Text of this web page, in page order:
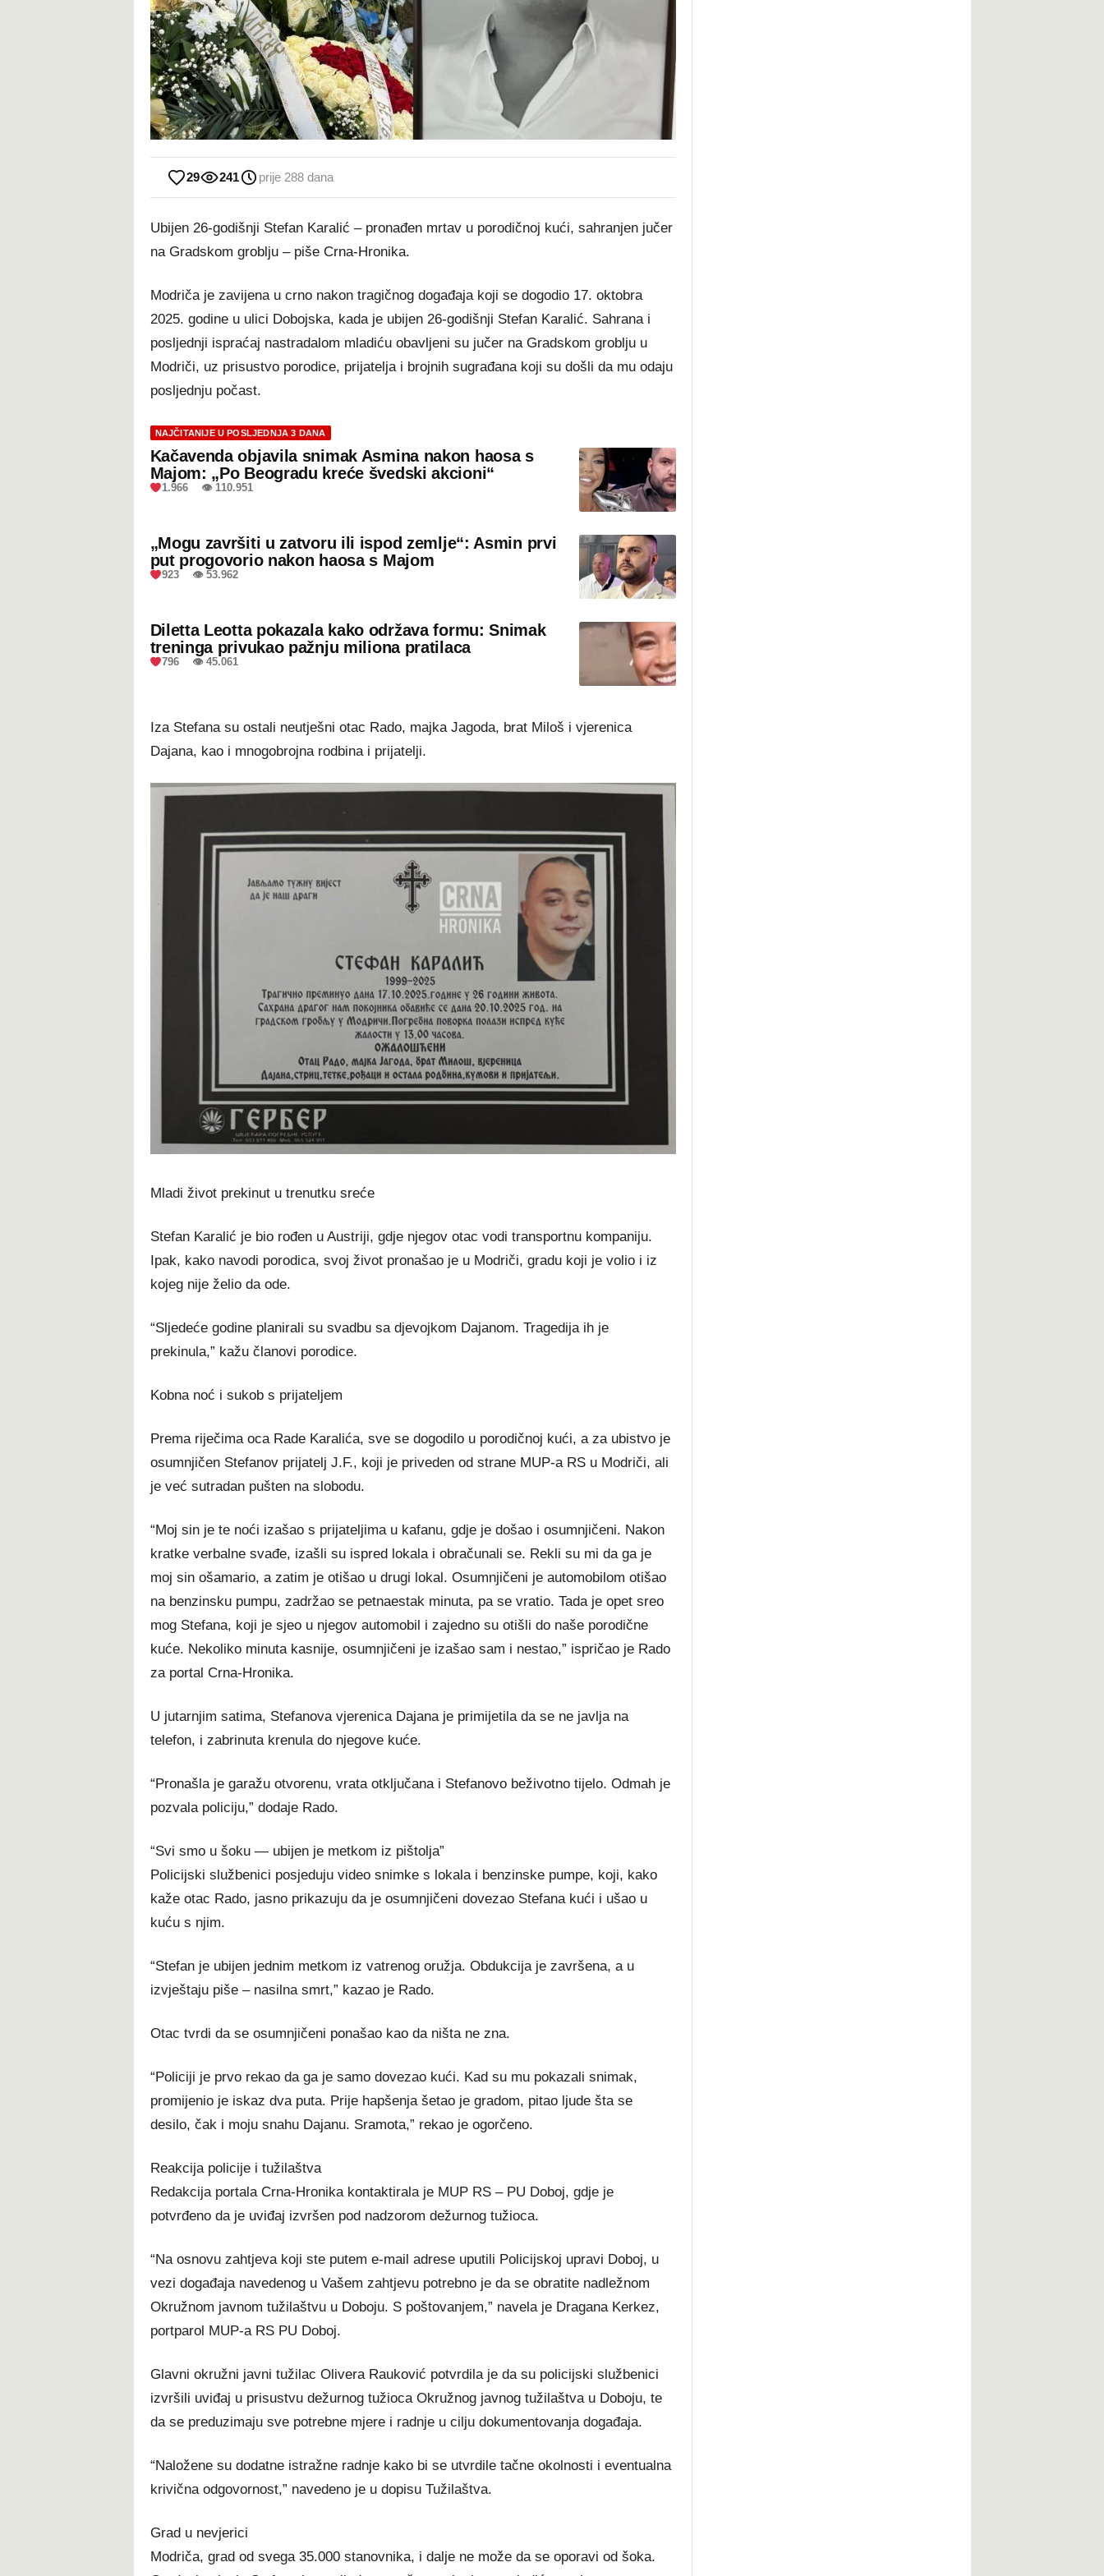
29 241 prije 288 dana
Ubijen 26-godišnji Stefan Karalić – pronađen mrtav u porodičnoj kući, sahranjen jučer
na Gradskom groblju – piše Crna-Hronika.
Modriča je zavijena u crno nakon tragičnog događaja koji se dogodio 17. oktobra
2025. godine u ulici Dobojska, kada je ubijen 26-godišnji Stefan Karalić. Sahrana i
posljednji ispraćaj nastradalom mladiću obavljeni su jučer na Gradskom groblju u
Modriči, uz prisustvo porodice, prijatelja i brojnih sugrađana koji su došli da mu odaju
posljednju počast.
NAJČITANIJE U POSLJEDNJA 3 DANA
Kačavenda objavila snimak Asmina nakon haosa s
Majom: „Po Beogradu kreće švedski akcioni“
1.966 👁 110.951
„Mogu završiti u zatvoru ili ispod zemlje“: Asmin prvi
put progovorio nakon haosa s Majom
923 👁 53.962
Diletta Leotta pokazala kako održava formu: Snimak
treninga privukao pažnju miliona pratilaca
796 👁 45.061
Iza Stefana su ostali neutješni otac Rado, majka Jagoda, brat Miloš i vjerenica
Dajana, kao i mnogobrojna rodbina i prijatelji.
Mladi život prekinut u trenutku sreće
Stefan Karalić je bio rođen u Austriji, gdje njegov otac vodi transportnu kompaniju.
Ipak, kako navodi porodica, svoj život pronašao je u Modriči, gradu koji je volio i iz
kojeg nije želio da ode.
“Sljedeće godine planirali su svadbu sa djevojkom Dajanom. Tragedija ih je
prekinula,” kažu članovi porodice.
Kobna noć i sukob s prijateljem
Prema riječima oca Rade Karalića, sve se dogodilo u porodičnoj kući, a za ubistvo je
osumnjičen Stefanov prijatelj J.F., koji je priveden od strane MUP-a RS u Modriči, ali
je već sutradan pušten na slobodu.
“Moj sin je te noći izašao s prijateljima u kafanu, gdje je došao i osumnjičeni. Nakon
kratke verbalne svađe, izašli su ispred lokala i obračunali se. Rekli su mi da ga je
moj sin ošamario, a zatim je otišao u drugi lokal. Osumnjičeni je automobilom otišao
na benzinsku pumpu, zadržao se petnaestak minuta, pa se vratio. Tada je opet sreo
mog Stefana, koji je sjeo u njegov automobil i zajedno su otišli do naše porodične
kuće. Nekoliko minuta kasnije, osumnjičeni je izašao sam i nestao,” ispričao je Rado
za portal Crna-Hronika.
U jutarnjim satima, Stefanova vjerenica Dajana je primijetila da se ne javlja na
telefon, i zabrinuta krenula do njegove kuće.
“Pronašla je garažu otvorenu, vrata otključana i Stefanovo beživotno tijelo. Odmah je
pozvala policiju,” dodaje Rado.
“Svi smo u šoku — ubijen je metkom iz pištolja”
Policijski službenici posjeduju video snimke s lokala i benzinske pumpe, koji, kako
kaže otac Rado, jasno prikazuju da je osumnjičeni dovezao Stefana kući i ušao u
kuću s njim.
“Stefan je ubijen jednim metkom iz vatrenog oružja. Obdukcija je završena, a u
izvještaju piše – nasilna smrt,” kazao je Rado.
Otac tvrdi da se osumnjičeni ponašao kao da ništa ne zna.
“Policiji je prvo rekao da ga je samo dovezao kući. Kad su mu pokazali snimak,
promijenio je iskaz dva puta. Prije hapšenja šetao je gradom, pitao ljude šta se
desilo, čak i moju snahu Dajanu. Sramota,” rekao je ogorčeno.
Reakcija policije i tužilaštva
Redakcija portala Crna-Hronika kontaktirala je MUP RS – PU Doboj, gdje je
potvrđeno da je uviđaj izvršen pod nadzorom dežurnog tužioca.
“Na osnovu zahtjeva koji ste putem e-mail adrese uputili Policijskoj upravi Doboj, u
vezi događaja navedenog u Vašem zahtjevu potrebno je da se obratite nadležnom
Okružnom javnom tužilaštvu u Doboju. S poštovanjem,” navela je Dragana Kerkez,
portparol MUP-a RS PU Doboj.
Glavni okružni javni tužilac Olivera Rauković potvrdila je da su policijski službenici
izvršili uviđaj u prisustvu dežurnog tužioca Okružnog javnog tužilaštva u Doboju, te
da se preduzimaju sve potrebne mjere i radnje u cilju dokumentovanja događaja.
“Naložene su dodatne istražne radnje kako bi se utvrdile tačne okolnosti i eventualna
krivična odgovornost,” navedeno je u dopisu Tužilaštva.
Grad u nevjerici
Modriča, grad od svega 35.000 stanovnika, i dalje ne može da se oporavi od šoka.